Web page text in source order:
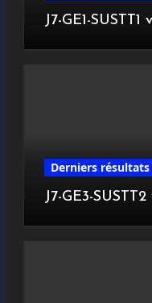
J7-GE1-SUSTT1
Derniers résultats
J7-GE3-